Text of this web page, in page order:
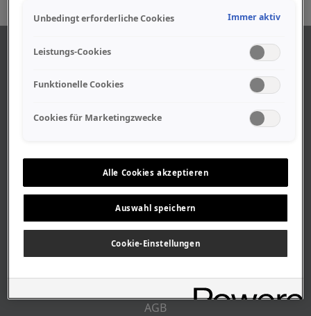
Geschäftszeiten
Stellenangebote
Geschichte
CUSTOMER INFO
AGB
Unbedingt erforderliche Cookies Immer aktiv
Leistungs-Cookies
Funktionelle Cookies
Cookies für Marketingzwecke
Alle Cookies akzeptieren
Auswahl speichern
Cookie-Einstellungen